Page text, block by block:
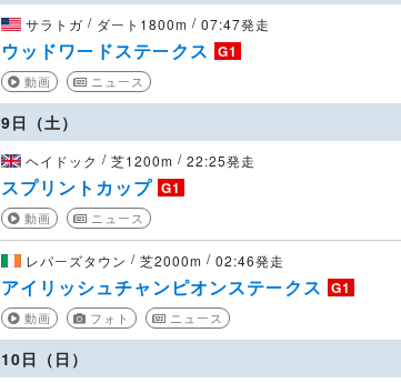
サラトガ / ダート1800m / 07:47発走
ウッドワードステークス G1
動画 ニュース
9日（土）
ヘイドック / 芝1200m / 22:25発走
スプリントカップ G1
動画 ニュース
レパーズタウン / 芝2000m / 02:46発走
アイリッシュチャンピオンステークス G1
動画 フォト ニュース
10日（日）